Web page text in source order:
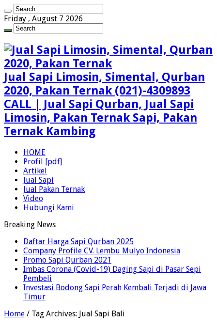
Friday , August 7 2026
Jual Sapi Limosin, Simental, Qurban
2020, Pakan Ternak (021)-4309893
CALL | Jual Sapi Qurban, Jual Sapi
Limosin, Pakan Ternak Sapi, Pakan
Ternak Kambing
HOME
Profil [pdf]
Artikel
Jual Sapi
Jual Pakan Ternak
Video
Hubungi Kami
Breaking News
Daftar Harga Sapi Qurban 2025
Company Profile CV. Lembu Mulyo Indonesia
Promo Sapi Qurban 2021
Imbas Corona (Covid-19) Daging Sapi di Pasar Sepi
Pembeli
Investasi Bodong Sapi Perah Kembali Terjadi di Jawa
Timur
Home / Tag Archives: Jual Sapi Bali